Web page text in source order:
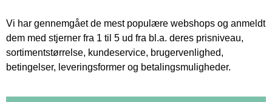
Vi har gennemgået de mest populære webshops og anmeldt
dem med stjerner fra 1 til 5 ud fra bl.a. deres prisniveau,
sortimentstørrelse, kundeservice, brugervenlighed,
betingelser, leveringsformer og betalingsmuligheder.